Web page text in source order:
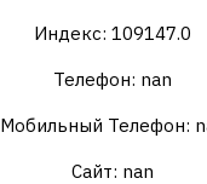
Индекс: 109147.0
Телефон: nan
Мобильный Телефон:
Сайт: nan